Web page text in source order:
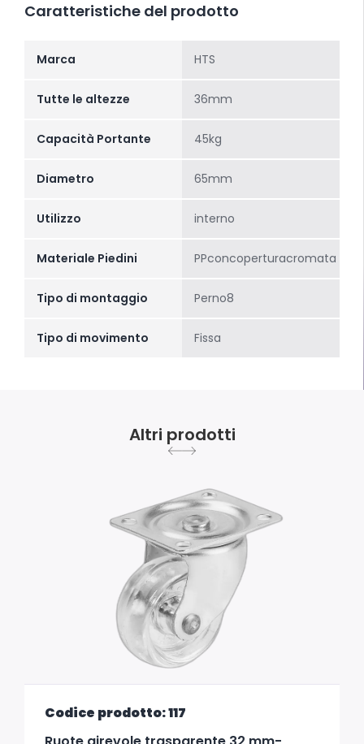
Caratteristiche del prodotto
Marca HTS
Tutte le altezze 36mm
Capacità Portante 45kg
Diametro 65mm
Utilizzo interno
Materiale Piedini PPconcoperturacromata
Tipo di montaggio Perno8
Tipo di movimento Fissa
Altri prodotti
Codice prodotto: 117